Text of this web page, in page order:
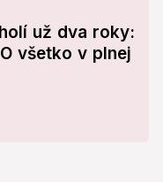
už dva roky:
všetko v plnej